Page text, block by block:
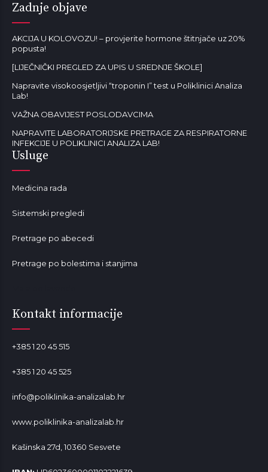
Zadnje objave
AKCIJA U KOLOVOZU! – provjerite hormone štitnjače uz 20%
popusta!
[LIJEČNIČKI PREGLED ZA UPIS U SREDNJE ŠKOLE]
Napravite visokoosjetljivi “troponin I” test u Poliklinici Analiza
Lab!
VAŽNA OBAVIJEST POSLODAVCIMA
NAPRAVITE LABORATORIJSKE PRETRAGE ZA RESPIRATORNE
INFEKCIJE U POLIKLINICI ANALIZA LAB!
Usluge
Medicina rada
Sistemski pregledi
Pretrage po abecedi
Pretrage po bolestima i stanjima
Kontakt informacije
+385 1 20 45 515
+385 1 20 45 525
info@poliklinika-analizalab.hr
www.poliklinika-analizalab.hr
Kašinska 27d, 10360 Sesvete